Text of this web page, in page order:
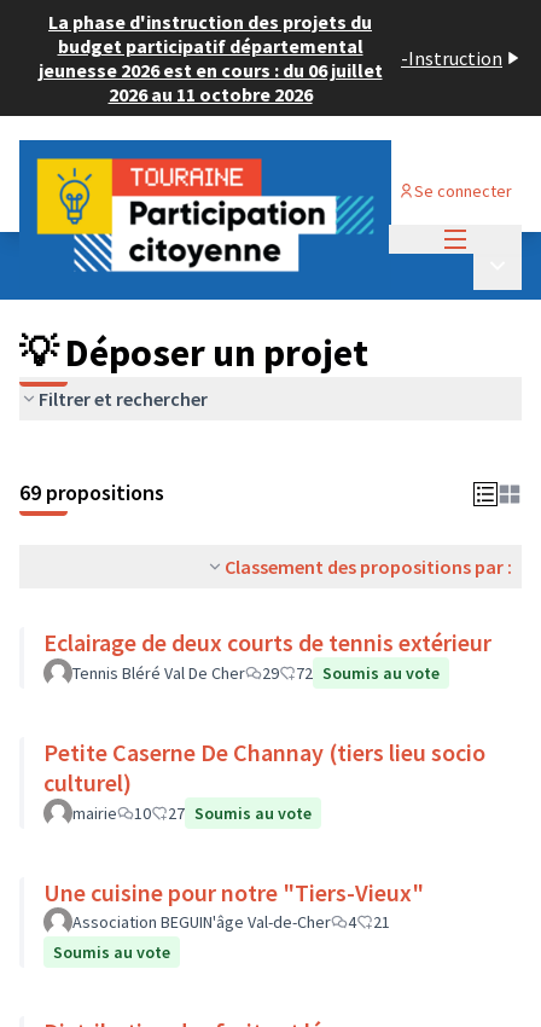
La phase d'instruction des projets du
budget participatif départemental
jeunesse 2026 est en cours : du 06 juillet
2026 au 11 octobre 2026
-Instruction
Se connecter
Budget Participatif ADULTE 2024
💡 Déposer un projet
💡 Déposer un projet
Filtrer et rechercher
69 propositions
Classement des propositions par :
Eclairage de deux courts de tennis extérieur
Tennis Bléré Val De Cher 29 72 Soumis au vote
Petite Caserne De Channay (tiers lieu socio
culturel)
mairie 10 27 Soumis au vote
Une cuisine pour notre "Tiers-Vieux"
Association BEGUIN'âge Val-de-Cher 4
21
Soumis au vote